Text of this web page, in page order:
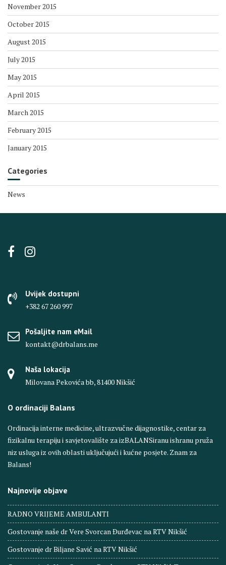
November 2015
October 2015
August 2015
July 2015
May 2015
April 2015
March 2015
February 2015
January 2015
Categories
News
Uvijek dostupni
+382 67 260 997
Pošaljite nam eMail
kontakt@drbalans.me
Naša lokacija
Milovana Pekovića bb, 81400 Nikšić
O ordinaciji Balans
Ordinacija interne medicine, ultrazvučne dijagnostike, centar za
fizikalnu terapiju i savjetovalište za izBALANSiranu ishranu pruža
niz usluga iz ovih oblasti uključujući i kućne posjete. Znam za
Balans!
Najnovije objave
RADNO VRIJEME AMBULANTI
Gostovanje naše dr Vere Svorcan Ðurđevac na RTV Nikšić
Gostovanje dr Biljane Savić na RTV Nikšić